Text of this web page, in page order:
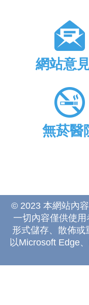
網站意
無菸醫
© 2023 本網站內
一切內容僅供使
形式儲存、散佈
以Microsoft Edge